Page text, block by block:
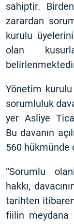
sahiptir.
zarardan
kurulu
olan
Yönetim kurulu
sorumluluk
yer Asliye
Bu davanın
560 hükmünde
“Sorumlu
hakkı,
tarihten
fiilin meydana